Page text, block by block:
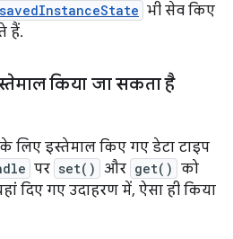
savedInstanceState भी सेव किए
हैं.
किया जा सकता है
के लिए इस्तेमाल किए गए डेटा टाइप
पर set() और get() को
दिए गए उदाहरण में, ऐसा ही किया